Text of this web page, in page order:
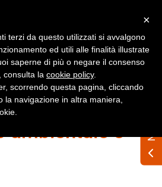
Accedi
ambientale e
×
terzi da questo utilizzati si avvalgono
ed utili alle finalità illustrate
saperne di più o negare il consenso
consulta la cookie policy.
scorrendo questa pagina, cliccando
la navigazione in altra maniera,